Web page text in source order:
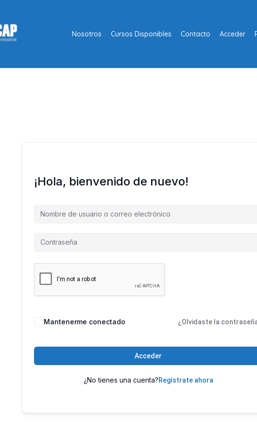
Nosotros Cursos Disponibles Contacto Acceder
¡Hola, bienvenido de nuevo!
Mantenerme conectado ¿Olvidaste la
Acceder
¿No tienes una cuenta?Regístrate ahora